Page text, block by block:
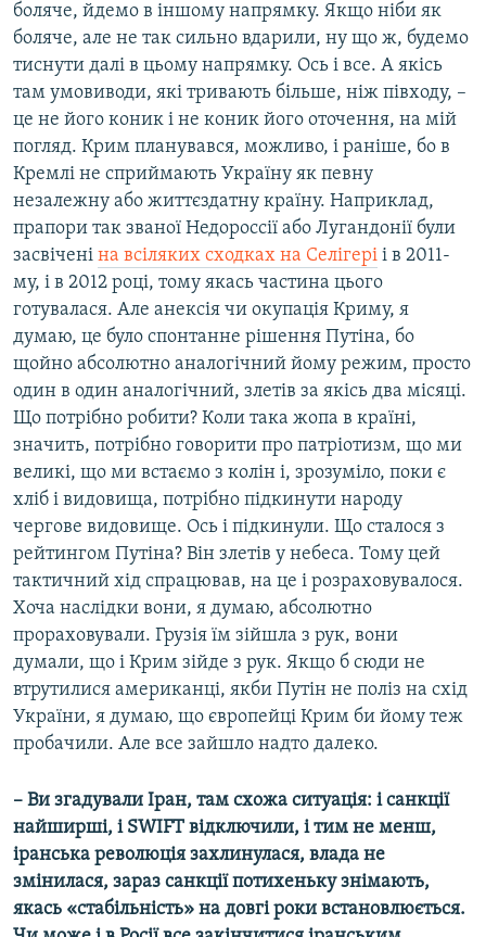
боляче, йдемо в іншому напрямку. Якщо ніби як
боляче, але не так сильно вдарили, ну що ж, будемо
тиснути далі в цьому напрямку. Ось і все. А якісь
там умовиводи, які тривають більше, ніж півходу, –
це не його коник і не коник його оточення, на мій
погляд. Крим планувався, можливо, і раніше, бо в
Кремлі не сприймають Україну як певну
незалежну або життєздатну країну. Наприклад,
прапори так званої Недороссії або Лугандонії були
засвічені на всіляких сходках на Селігері і в 2011-
му, і в 2012 році, тому якась частина цього
готувалася. Але анексія чи окупація Криму, я
думаю, це було спонтанне рішення Путіна, бо
щойно абсолютно аналогічний йому режим, просто
один в один аналогічний, злетів за якісь два місяці.
Що потрібно робити? Коли така жопа в країні,
значить, потрібно говорити про патріотизм, що ми
великі, що ми встаємо з колін і, зрозуміло, поки є
хліб і видовища, потрібно підкинути народу
чергове видовище. Ось і підкинули. Що сталося з
рейтингом Путіна? Він злетів у небеса. Тому цей
тактичний хід спрацював, на це і розраховувалося.
Хоча наслідки вони, я думаю, абсолютно
прораховували. Грузія їм зійшла з рук, вони
думали, що і Крим зійде з рук. Якщо б сюди не
втрутилися американці, якби Путін не поліз на схід
України, я думаю, що європейці Крим би йому теж
пробачили. Але все зайшло надто далеко.
– Ви згадували Іран, там схожа ситуація: і санкції
найширші, і SWIFT відключили, і тим не менш,
іранська революція захлинулася, влада не
змінилася, зараз санкції потихеньку знімають,
якась «стабільність» на довгі роки встановлюється.